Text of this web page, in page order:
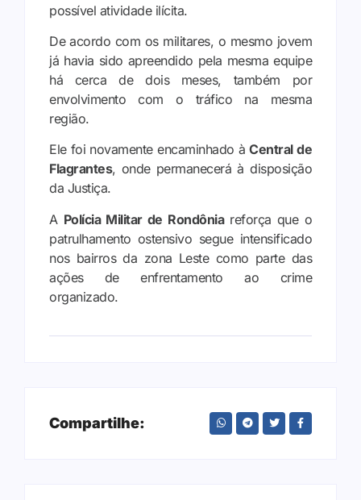
possível atividade ilícita.
De acordo com os militares, o mesmo jovem
já havia sido apreendido pela mesma equipe
há cerca de dois meses, também por
envolvimento com o tráfico na mesma
região.
Ele foi novamente encaminhado àCentral de
Flagrantes, onde permanecerá à disposição
da Justiça.
A Polícia Militar de Rondôniareforça que o
patrulhamento ostensivo segue intensificado
nos bairros da zona Leste como parte das
ações de enfrentamento ao crime
organizado.
Compartilhe: